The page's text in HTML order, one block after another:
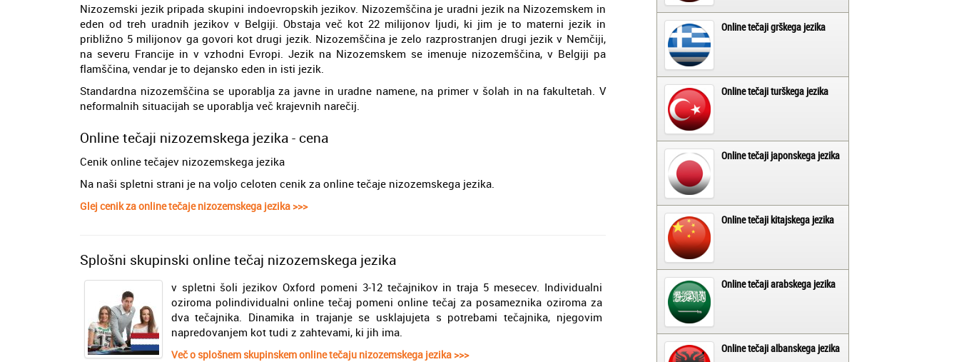
Nizozemski jezik pripada skupini indoevropskih jezikov. Nizozemščina je uradni jezik na Nizozemskem in
eden od treh uradnih jezikov v Belgiji. Obstaja več kot 22 milijonov ljudi, ki jim je to materni jezik in
približno 5 milijonov ga govori kot drugi jezik. Nizozemščina je zelo razprostranjen drugi jezik v Nemčiji,
na severu Francije in v vzhodni Evropi. Jezik na Nizozemskem se imenuje nizozemščina, v Belgiji pa
flamščina, vendar je to dejansko eden in isti jezik.
Standardna nizozemščina se uporablja za javne in uradne namene, na primer v šolah in na fakultetah. V
neformalnih situacijah se uporablja več krajevnih narečij.
Online tečaji nizozemskega jezika - cena
Cenik online tečajev nizozemskega jezika
Na naši spletni strani je na voljo celoten cenik za online tečaje nizozemskega jezika.
Glej cenik za online tečaje nizozemskega jezika >>>
Splošni skupinski online tečaj nizozemskega jezika
v spletni šoli jezikov Oxford pomeni 3-12 tečajnikov in traja 5 mesecev. Individualni
oziroma polindividualni online tečaj pomeni online tečaj za posameznika oziroma za
dva tečajnika. Dinamika in trajanje se usklajujeta s potrebami tečajnika, njegovim
napredovanjem kot tudi z zahtevami, ki jih ima.
Več o splošnem skupinskem online tečaju nizozemskega jezika >>>
Online tečaji grškega jezika
Online tečaji turškega jezika
Online tečaji japonskega jezika
Online tečaji kitajskega jezika
Online tečaji arabskega jezika
Online tečaji albanskega jezika